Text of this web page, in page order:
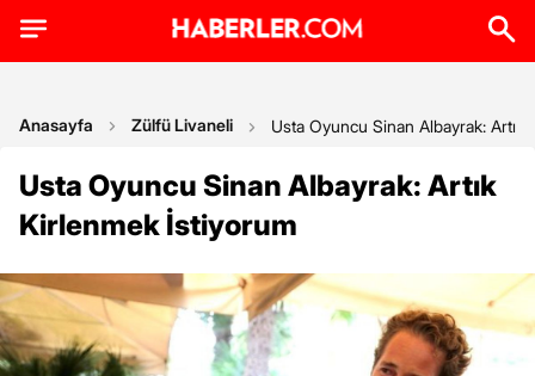
Anasayfa Zülfü Livaneli Usta Oyuncu Sinan Albayrak:
Usta Oyuncu Sinan Albayrak: Artık
Kirlenmek İstiyorum